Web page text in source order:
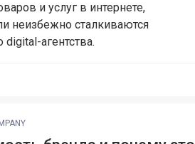
и услуг в интернете,
неизбежно сталкиваются
агентства.